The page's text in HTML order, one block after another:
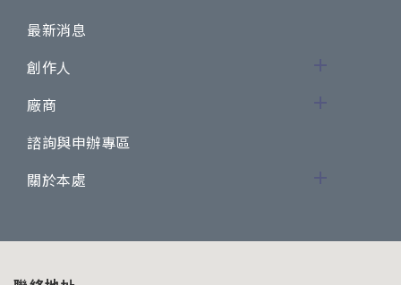
最新消息
創作人
廠商
諮詢與申辦專區
關於本處